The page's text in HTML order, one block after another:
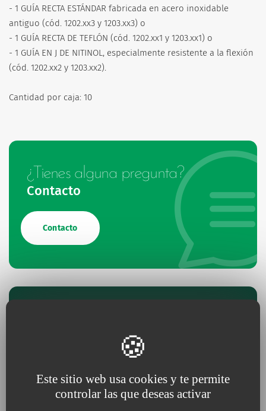
Este sitio web usa cookies y te permite
controlar las que deseas activar
- 1 GUÍA RECTA ESTÁNDAR fabricada en acero inoxidable
antiguo (cód. 1202.xx3 y 1203.xx3) o
- 1 GUÍA RECTA DE TEFLÓN (cód. 1202.xx1 y 1203.xx1) o
- 1 GUÍA EN J DE NITINOL, especialmente resistente a la flexión
(cód. 1202.xx2 y 1203.xx2).
Cantidad por caja: 10
¿Tienes alguna pregunta?
Contacto
Contacto
Si ya has utilizado este dispositivo, comparte tu
Valora el producto